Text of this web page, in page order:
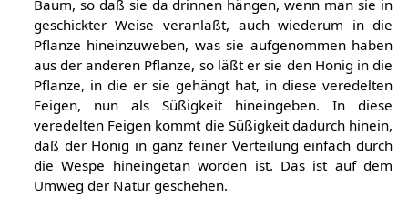
Baum, so daß sie da drinnen hängen, wenn man sie in
geschickter Weise veranlaßt, auch wiederum in die
Pflanze hineinzuweben, was sie aufgenommen haben
aus der anderen Pflanze, so läßt er sie den Honig in die
Pflanze, in die er sie gehängt hat, in diese veredelten
Feigen, nun als Süßigkeit hineingeben. In diese
veredelten Feigen kommt die Süßigkeit dadurch hinein,
daß der Honig in ganz feiner Verteilung einfach durch
die Wespe hineingetan worden ist. Das ist auf dem
Umweg der Natur geschehen.